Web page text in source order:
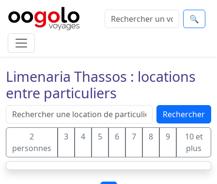
🔍
Limenaria Thassos : locations
entre particuliers
Rechercher
2
personnes
3 4 5 6 7 8 9
10 et
plus